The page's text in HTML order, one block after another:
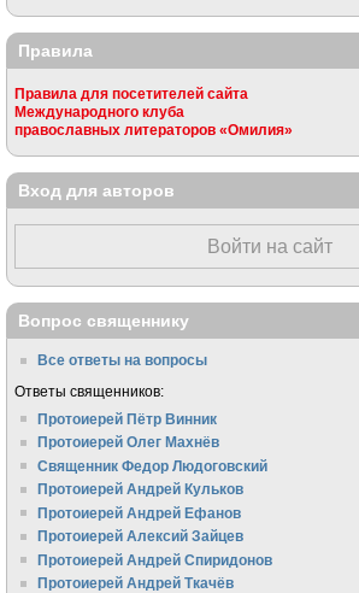
Правила
Правила для посетителей сайта
Международного клуба
православных литераторов «Омилия»
Вход для авторов
Войти на сайт
Вопрос священнику
Все ответы на вопросы
Ответы священников:
Протоиерей Пётр Винник
Протоиерей Олег Махнёв
Священник Федор Людоговский
Протоиерей Андрей Кульков
Протоиерей Андрей Ефанов
Протоиерей Алексий Зайцев
Протоиерей Андрей Спиридонов
Протоиерей Андрей Ткачёв